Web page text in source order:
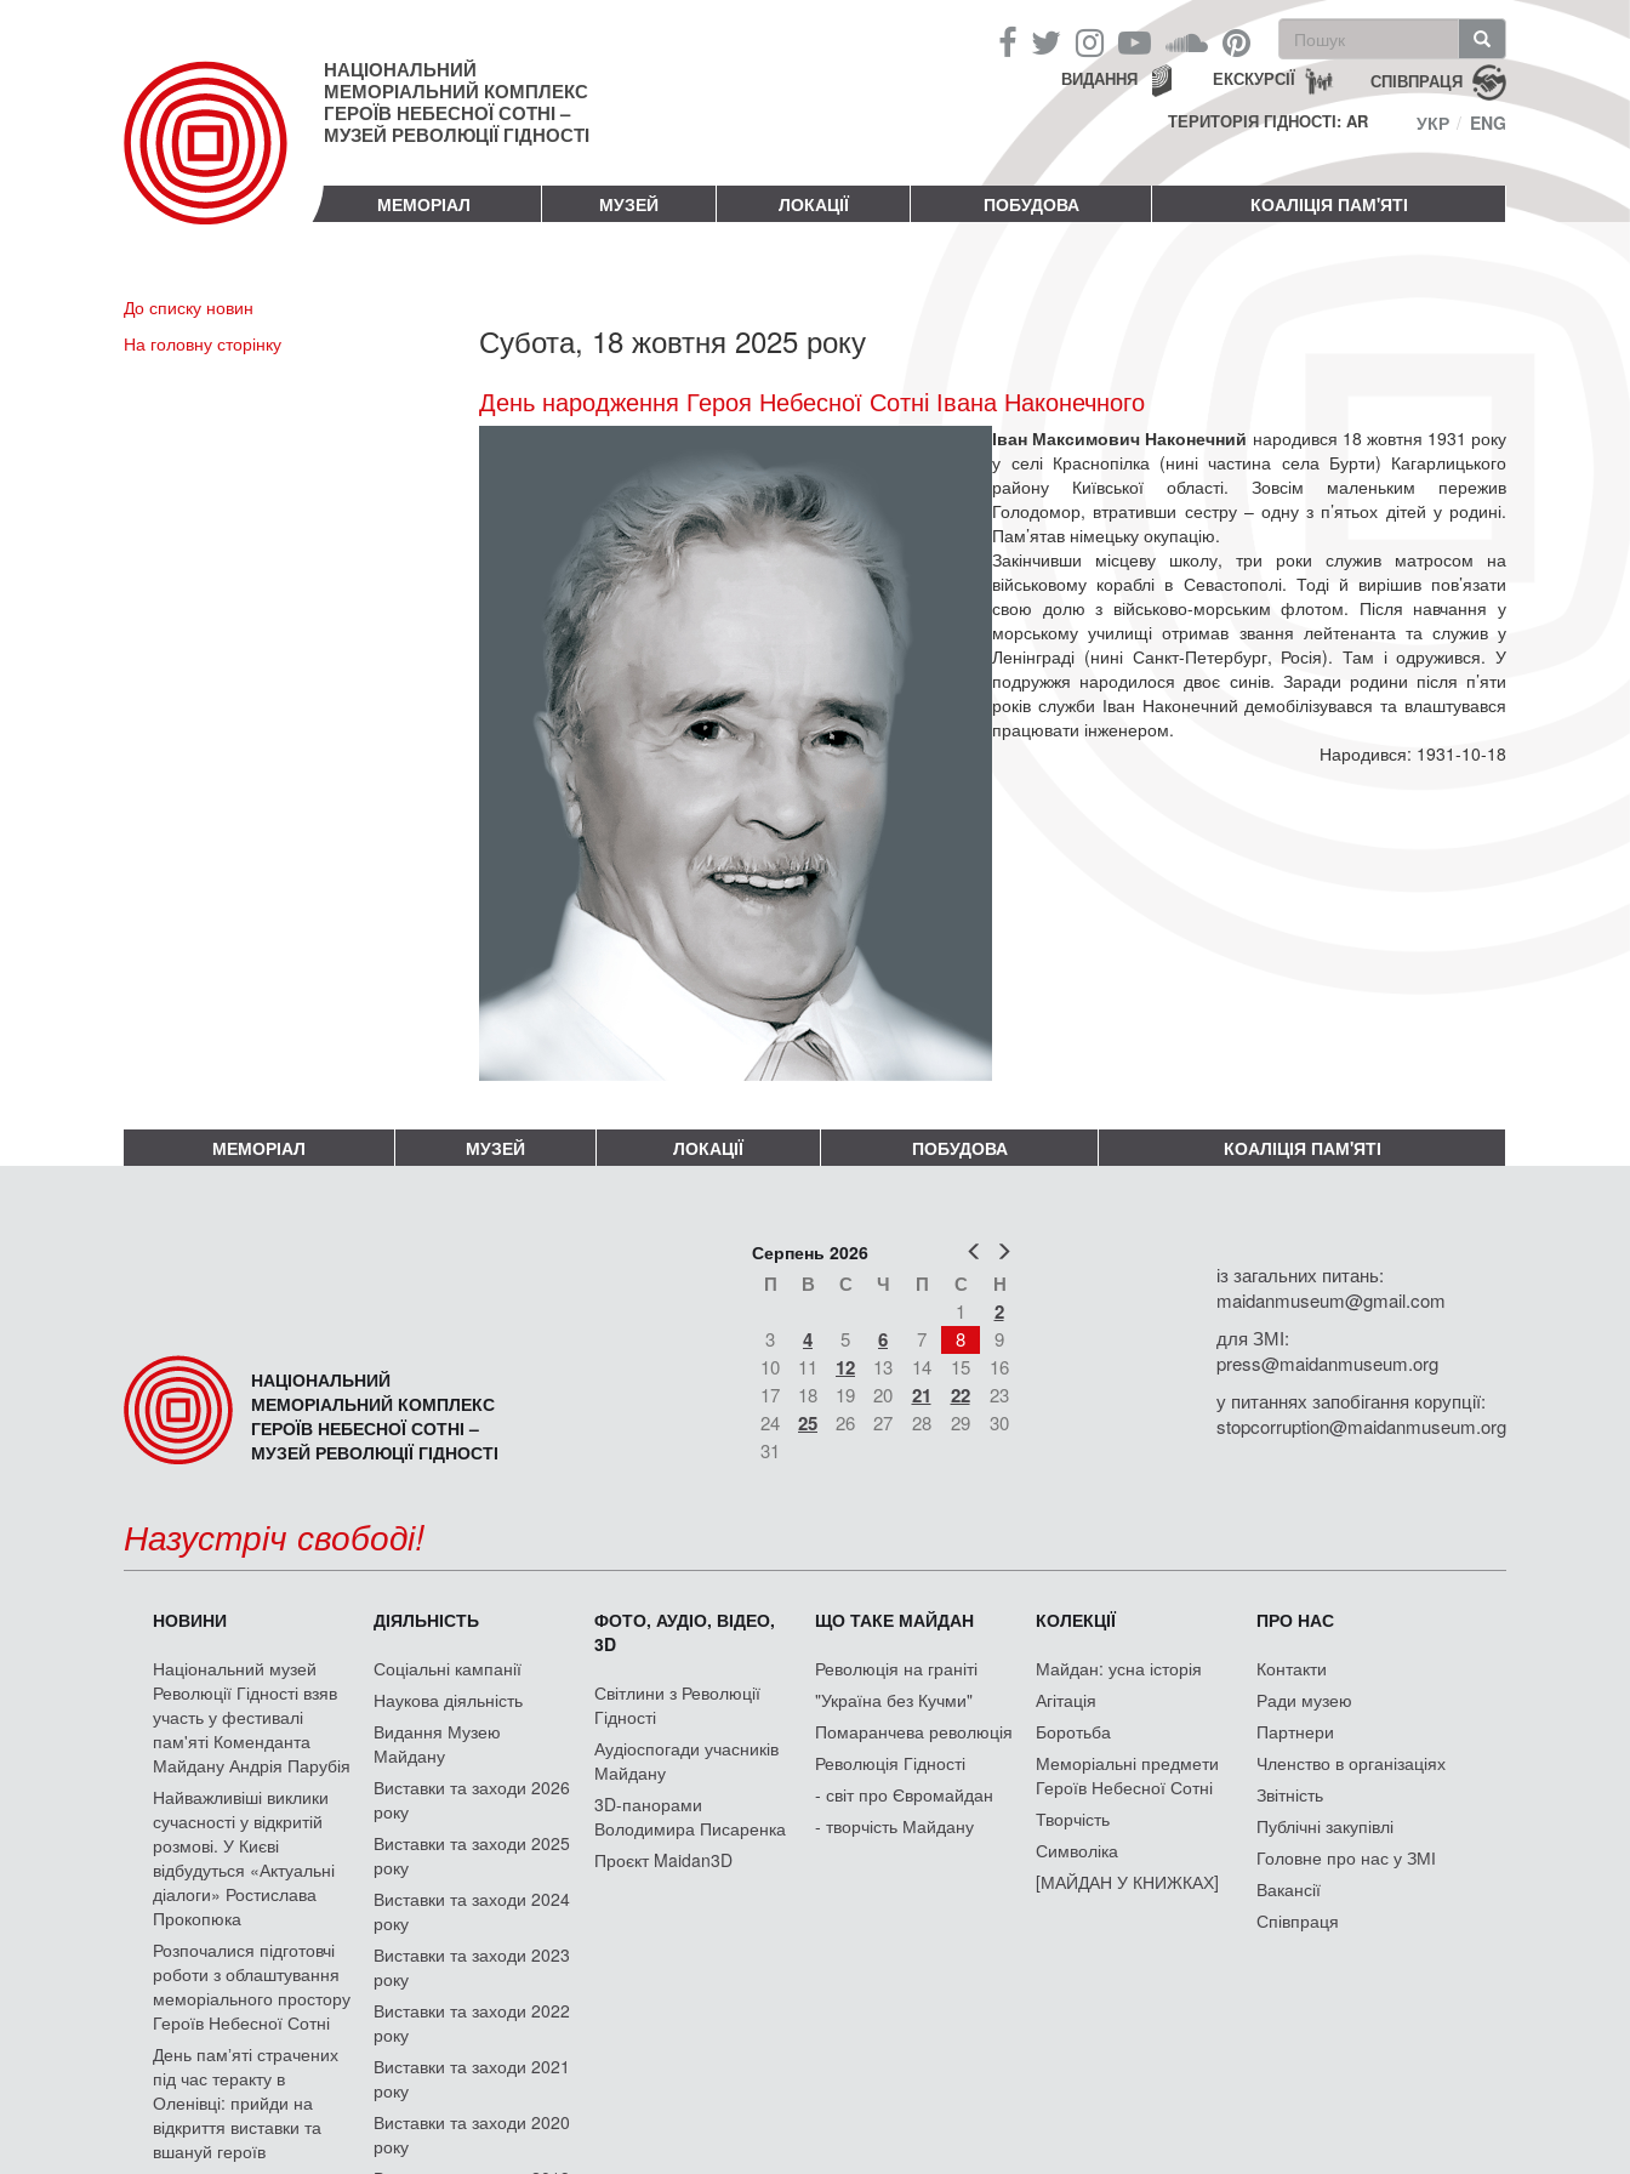
НАЦІОНАЛЬНИЙ
МЕМОРІАЛЬНИЙ КОМПЛЕКС
ГЕРОЇВ НЕБЕСНОЇ СОТНІ –
МУЗЕЙ РЕВОЛЮЦІЇ ГІДНОСТІ
Пошукова
форма
Пошук СПІВПРАЦЯ
ЕКСКУРСІЇ
ВИДАННЯ
ТЕРИТОРІЯ ГІДНОСТІ: AR
УКР ENG
МЕМОРІАЛ МУЗЕЙ ЛОКАЦІЇ ПОБУДОВА КОАЛІЦІЯ ПАМ'ЯТІ
До списку новин
На головну сторінку
Субота, 18 жовтня 2025 року
День народження Героя Небесної Сотні Івана Наконечного
Іван Максимович Наконечний народився 18 жовтня 1931 року
у селі Краснопілка (нині частина села Бурти) Кагарлицького
району Київської області. Зовсім маленьким пережив
Голодомор, втративши сестру – одну з п’ятьох дітей у родині.
Пам’ятав німецьку окупацію.
Закінчивши місцеву школу, три роки служив матросом на
військовому кораблі в Севастополі. Тоді й вирішив пов’язати
свою долю з військово-морським флотом. Після навчання у
морському училищі отримав звання лейтенанта та служив у
Ленінграді (нині Санкт-Петербург, Росія). Там і одружився. У
подружжя народилося двоє синів. Заради родини після п’яти
років служби Іван Наконечний демобілізувався та влаштувався
працювати інженером.
Народився: 1931-10-18
МЕМОРІАЛ МУЗЕЙ ЛОКАЦІЇ ПОБУДОВА КОАЛІЦІЯ ПАМ'ЯТІ
НАЦІОНАЛЬНИЙ
МЕМОРІАЛЬНИЙ КОМПЛЕКС
ГЕРОЇВ НЕБЕСНОЇ СОТНІ –
МУЗЕЙ РЕВОЛЮЦІЇ ГІДНОСТІ
Попер
Серпень 2026
П В С Ч П С Н
1 2
3 4 5 6 7 8
9
10
11 12 13 14 15
16
17
18 19 20 21 22
23
24
25 26 27 28 29
30
31
із загальних питань:
maidanmuseum@gmail.com
для ЗМІ:
press@maidanmuseum.org
у питаннях запобігання корупції:
stopcorruption@maidanmuseum.org
Назустріч свободі!
НОВИНИ
Національний музей
Революції Гідності взяв
участь у фестивалі
пам'яті Коменданта
Майдану Андрія Парубія
Найважливіші виклики
сучасності у відкритій
розмові. У Києві
відбудуться «Актуальні
діалоги» Ростислава
Прокопюка
Розпочалися підготовчі
роботи з облаштування
меморіального простору
Героїв Небесної Сотні
День памʼяті страчених
під час теракту в
Оленівці: прийди на
відкриття виставки та
вшануй героїв
ДІЯЛЬНІСТЬ
Соціальні кампанії
Наукова діяльність
Видання Музею
Майдану
Виставки та заходи 2026
року
Виставки та заходи 2025
року
Виставки та заходи 2024
року
Виставки та заходи 2023
року
Виставки та заходи 2022
року
Виставки та заходи 2021
року
Виставки та заходи 2020
року
ФОТО, АУДІО, ВІДЕО,
3D
Світлини з Революції
Гідності
Аудіоспогади учасників
Майдану
3D-панорами
Володимира Писаренка
Проєкт Maidan3D
ЩО ТАКЕ МАЙДАН
Революція на граніті
"Україна без Кучми"
Помаранчева революція
Революція Гідності
- світ про Євромайдан
- творчість Майдану
КОЛЕКЦІЇ
Майдан: усна історія
Агітація
Боротьба
Меморіальні предмети
Героїв Небесної Сотні
Творчість
Символіка
[МАЙДАН У КНИЖКАХ]
ПРО НАС
Контакти
Ради музею
Партнери
Членство в організаціях
Звітність
Публічні закупівлі
Головне про нас у ЗМІ
Вакансії
Співпраця